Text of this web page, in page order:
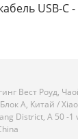
USB-C
Вест Роуд,
А, Китай /
District, A 50 -1